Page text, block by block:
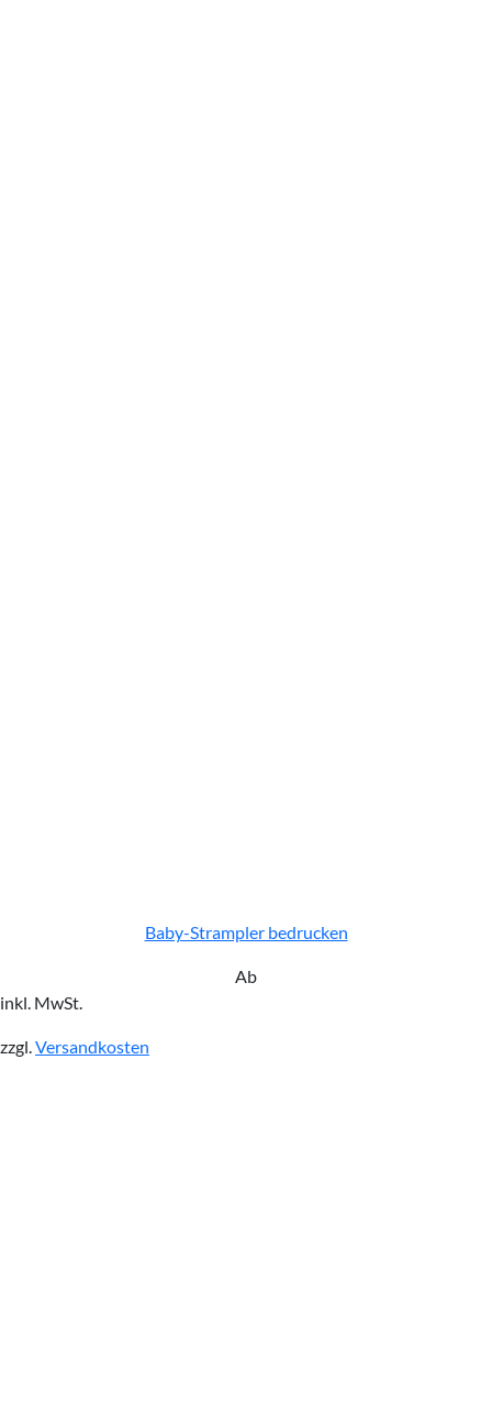
Baby-Strampler bedrucken
Ab
inkl. MwSt.
zzgl.Versandkosten